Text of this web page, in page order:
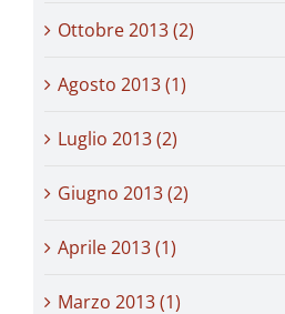
Ottobre 2013 (2)
Agosto 2013 (1)
Luglio 2013 (2)
Giugno 2013 (2)
Aprile 2013 (1)
Marzo 2013 (1)